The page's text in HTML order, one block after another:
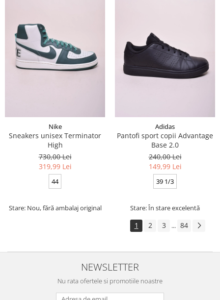
Nike
Sneakers unisex Terminator
High
730,00 Lei
319,99 Lei
44
Stare: Nou, fără ambalaj original
Adidas
Pantofi sport copii Advantage
Base 2.0
240,00 Lei
149,99 Lei
39 1/3
Stare: În stare excelentă
1 2 3 ... 84
NEWSLETTER
Nu rata ofertele si promotiile noastre